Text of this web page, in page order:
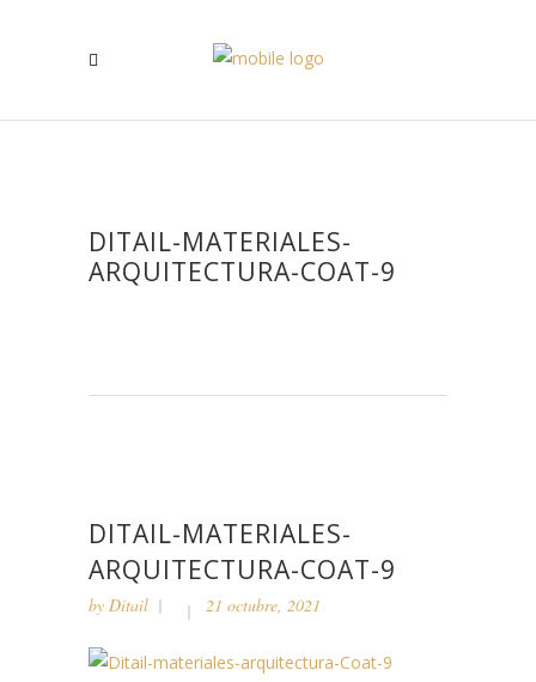
DITAIL-MATERIALES-
ARQUITECTURA-COAT-9
DITAIL-MATERIALES-
ARQUITECTURA-COAT-9
by Ditail 21 octubre, 2021